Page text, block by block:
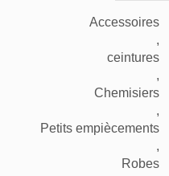
Accessoires
,
ceintures
,
Chemisiers
,
Petits empiècements
,
Robes